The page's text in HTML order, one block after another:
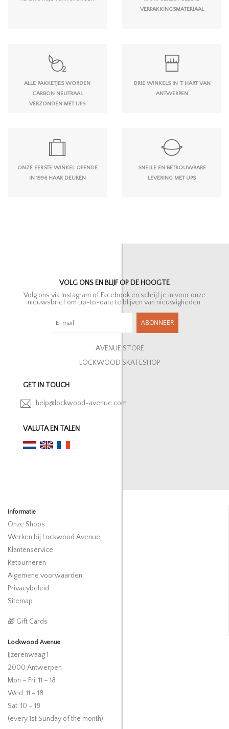
VERPAKKINGSMATERIAAL
ALLE PAKKETJES WORDEN
CARBON NEUTRAAL
VERZONDEN MET UPS
DRIE WINKELS IN 'T HART VAN
ANTWERPEN
ONZE EERSTE WINKEL OPENDE
IN 1996 HAAR DEUREN
SNELLE EN BETROUWBARE
LEVERING MET UPS
VOLG ONS EN BLIJF OP DE HOOGTE
Volg ons via Instagram of Facebook en schrijf je in voor onze
nieuwsbrief om up-to-date te blijven van nieuwigheden.
ABONNEER
AVENUE STORE
LOCKWOOD SKATESHOP
GET IN TOUCH
help@lockwood-avenue.com
VALUTA EN TALEN
Informatie
Onze Shops
Werken bij Lockwood Avenue
Klantenservice
Retourneren
Algemene voorwaarden
Privacybeleid
Sitemap
🎁 Gift Cards
Lockwood Avenue
IJzerenwaag 1
2000 Antwerpen
Mon – Fri: 11 – 18
Wed: 11 – 18
Sat: 10 – 18
(every 1st Sunday of the month)